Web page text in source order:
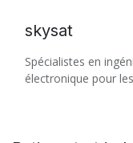
skysat
Spécialistes en
électronique pour